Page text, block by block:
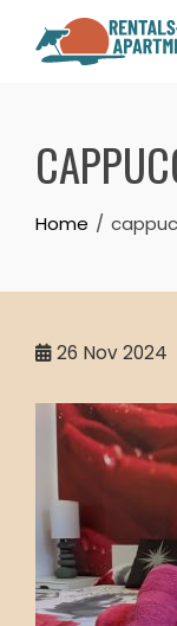
Home
26 Nov 2024